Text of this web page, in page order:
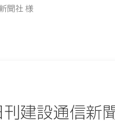
聞社 様
刊建設通信新